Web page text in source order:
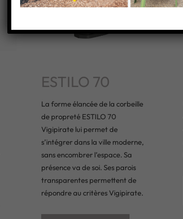
ESTILO 70
La forme élancée de la corbeille
de propreté ESTILO 70
Vigipirate lui permet de
s’intégrer dans la ville moderne,
sans encombrer l’espace. Sa
présence va de soi. Ses parois
transparentes permettent de
répondre au critères Vigipirate.